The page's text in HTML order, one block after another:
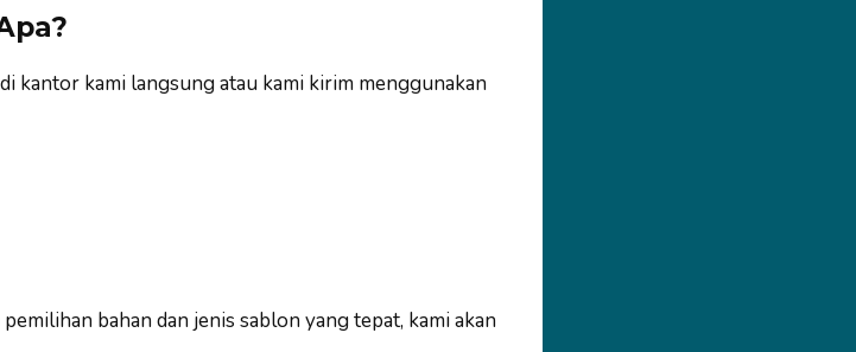
kantor kami langsung atau kami kirim menggunakan
bahan dan jenis sablon yang tepat, kami akan